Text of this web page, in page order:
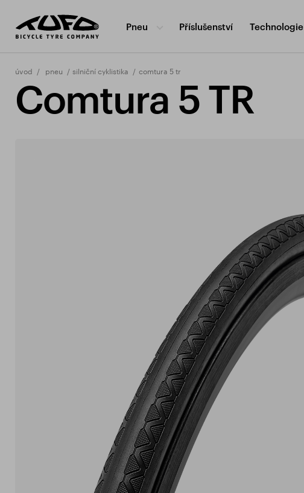
Pneu Příslušenství Technologie
úvod pneu silniční cyklistika comtura 5 tr
Comtura 5 TR